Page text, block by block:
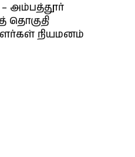
அம்பத்தூர்
தொகுதி
நியமனம்